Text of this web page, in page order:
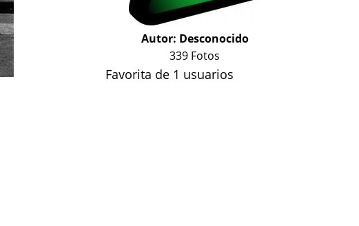
Autor: Desconocido
339 Fotos
Favorita de 1 usuarios